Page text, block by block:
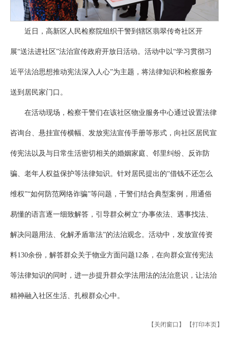
近日，高新区人民检察院组织干警到辖区翡翠传奇社区开
展“送法进社区”法治宣传政府开放日活动。活动中以“学习贯彻习
近平法治思想推动宪法深入人心”为主题，将法律知识和检察服务
送到居民家门口。
在活动现场，检察干警们在该社区物业服务中心通过设置法律
咨询台、悬挂宣传横幅、发放宪法宣传手册等形式，向社区居民宣
传宪法以及与日常生活密切相关的婚姻家庭、邻里纠纷、反诈防
骗、老年人权益保护等法律知识。针对居民提出的“借钱不还怎么
维权”“如何防范网络诈骗”等问题，干警们结合典型案例，用通俗
易懂的语言逐一细致解答，引导群众树立“办事依法、遇事找法、
解决问题用法、化解矛盾靠法”的法治观念。活动中，发放宣传资
料130余份，解答群众关于物业方面问题12条，在向群众宣传宪法
等法律知识的同时，进一步提升群众学法用法的法治意识，让法治
精神融入社区生活、扎根群众心中。
【关闭窗口】 【打印本页】